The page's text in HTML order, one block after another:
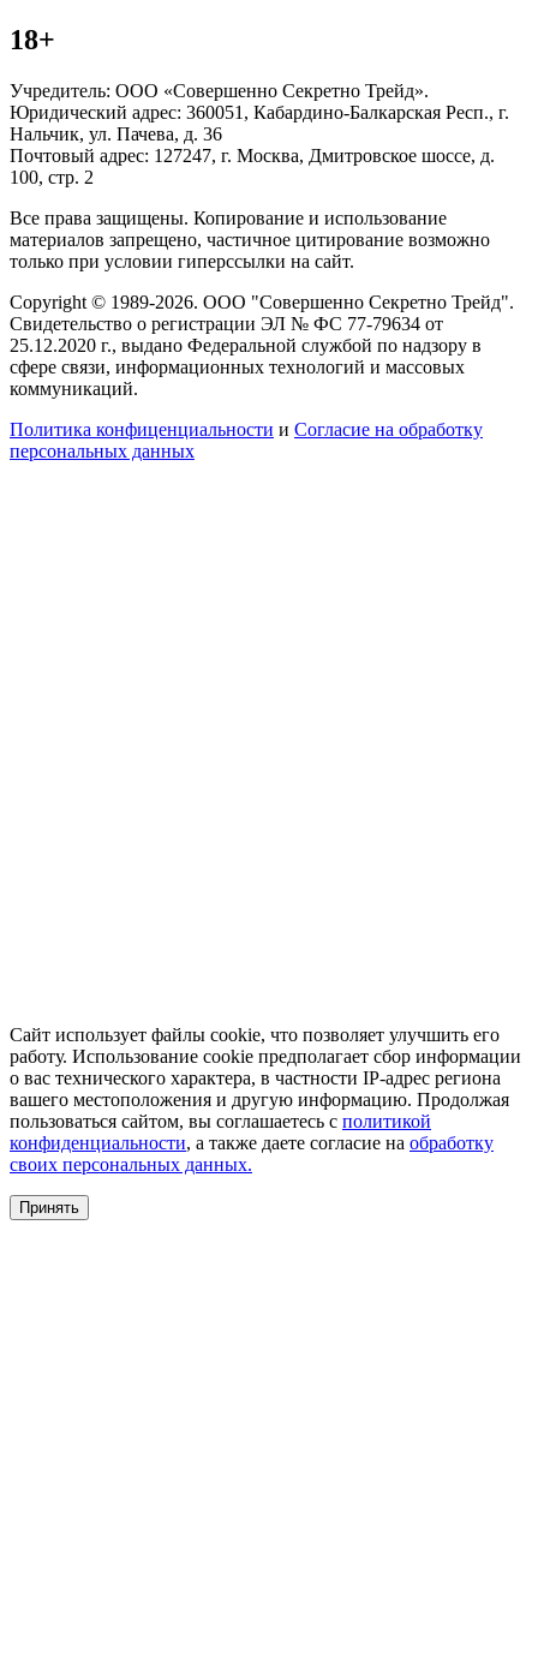
18+
Учредитель: ООО «Совершенно Секретно Трейд».
Юридический адрес: 360051, Кабардино-Балкарская Респ., г.
Нальчик, ул. Пачева, д. 36
Почтовый адрес: 127247, г. Москва, Дмитровское шоссе, д.
100, стр. 2
Все права защищены. Копирование и использование
материалов запрещено, частичное цитирование возможно
только при условии гиперссылки на сайт.
Copyright © 1989-2026. ООО "Совершенно Секретно Трейд".
Свидетельство о регистрации ЭЛ № ФС 77-79634 от
25.12.2020 г., выдано Федеральной службой по надзору в
сфере связи, информационных технологий и массовых
коммуникаций.
Политика конфиценциальности и Согласие на обработку
персональных данных
Сайт использует файлы cookie, что позволяет улучшить его
работу. Использование cookie предполагает сбор информации
о вас технического характера, в частности IP-адрес региона
вашего местоположения и другую информацию. Продолжая
пользоваться сайтом, вы соглашаетесь с политикой
конфиденциальности, а также даете согласие на обработку
своих персональных данных.
Принять